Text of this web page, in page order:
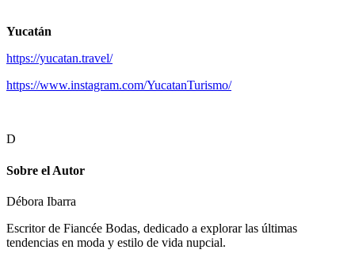
Yucatán
https://yucatan.travel/
https://www.instagram.com/YucatanTurismo/
D
Sobre el Autor
Débora Ibarra
Escritor de Fiancée Bodas, dedicado a explorar las últimas
tendencias en moda y estilo de vida nupcial.